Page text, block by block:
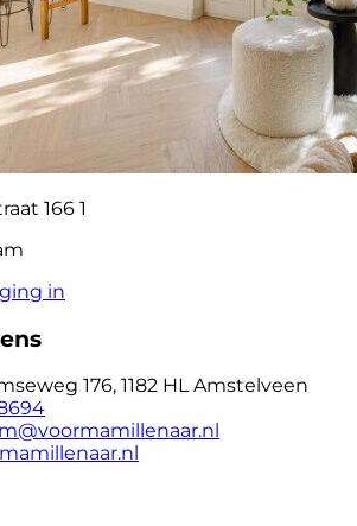
166 1
in
176, 1182 HL Amstelveen